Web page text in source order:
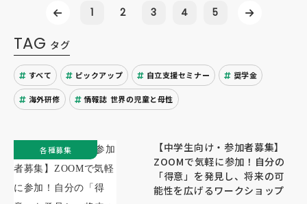
1 2 3 4 5
TAG タグ
すべて ピックアップ 自立支援セミナー 奨学金
海外研修 情報誌 世界の児童と母性
【中学生向け・参加者募集】
ZOOMで気軽に参加！自分の
「得意」を発見し、将来の可
能性を広げるワークショップ
各種募集